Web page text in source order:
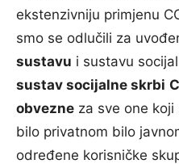
ekstenzivniju primjenu
smo se odlučili za
sustavu i sustavu
sustav socijalne skrbi
obvezne za sve one
bilo privatnom bilo
određene korisničke